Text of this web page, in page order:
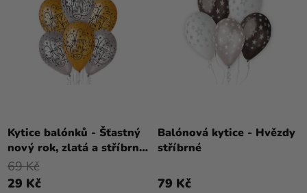
Kytice balónků - Šťastný
nový rok, zlatá a stříbrná
6 ks
29 Kč
69 Kč
Balónová kytice - Hvězdy
stříbrné
79 Kč